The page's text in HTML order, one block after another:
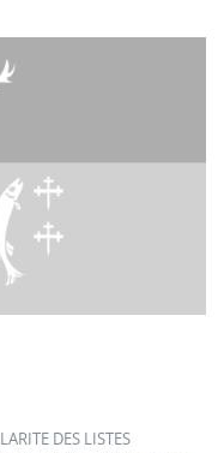
DES LISTES